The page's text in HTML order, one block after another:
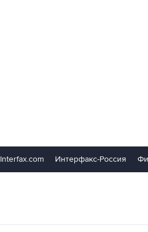
Interfax.com Интерфакс-Россия